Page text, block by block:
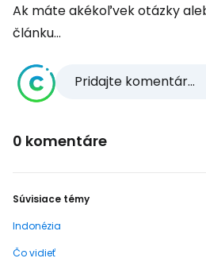
Ak máte akékoľvek otázky
článku...
Pridajte komentár...
0 komentáre
Súvisiace témy
Indonézia
Čo vidieť